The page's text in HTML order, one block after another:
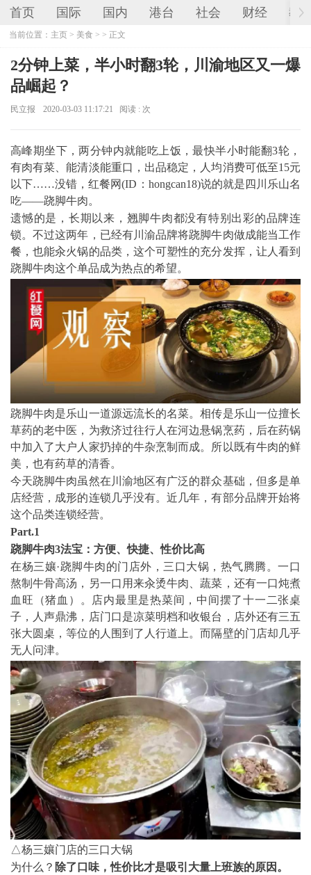
首页 国际 国内 港台 社会 财经 教
当前位置： 主页 > 美食 > > 正文
2分钟上菜，半小时翻3轮，川渝地区又一爆
品崛起？
民立报 2020-03-03 11:17:21 阅读 : 次
高峰期坐下，两分钟内就能吃上饭，最快半小时能翻3轮，
有肉有菜、能清淡能重口，出品稳定，人均消费可低至15元
以下……没错，红餐网(ID：hongcan18)说的就是四川乐山名
吃——跷脚牛肉。
遗憾的是，长期以来，翘脚牛肉都没有特别出彩的品牌连
锁。不过这两年，已经有川渝品牌将跷脚牛肉做成能当工作
餐，也能汆火锅的品类，这个可塑性的充分发挥，让人看到
跷脚牛肉这个单品成为热点的希望。
跷脚牛肉是乐山一道源远流长的名菜。相传是乐山一位擅长
草药的老中医，为救济过往行人在河边悬锅烹药，后在药锅
中加入了大户人家扔掉的牛杂烹制而成。所以既有牛肉的鲜
美，也有药草的清香。
今天跷脚牛肉虽然在川渝地区有广泛的群众基础，但多是单
店经营，成形的连锁几乎没有。近几年，有部分品牌开始将
这个品类连锁经营。
Part.1
跷脚牛肉3法宝：方便、快捷、性价比高
在杨三孃·跷脚牛肉的门店外，三口大锅，热气腾腾。一口
熬制牛骨高汤，另一口用来汆烫牛肉、蔬菜，还有一口炖煮
血旺（猪血）。店内最里是热菜间，中间摆了十一二张桌
子，人声鼎沸，店门口是凉菜明档和收银台，店外还有三五
张大圆桌，等位的人围到了人行道上。而隔壁的门店却几乎
无人问津。
△杨三孃门店的三口大锅
为什么？ 除了口味，性价比才是吸引大量上班族的原因。